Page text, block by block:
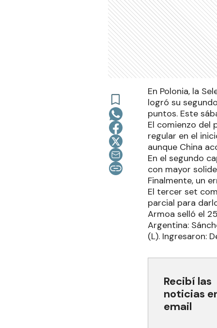
En Polonia, la
logró su
puntos. Este
El comienzo del
regular en el
aunque China
En el segundo
con mayor
Finalmente, un
El tercer set
parcial para
Armoa selló el
Argentina:
(L). Ingresaron:
Recibí las
noticias
email